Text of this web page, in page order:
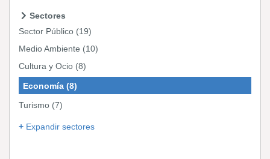
Sectores
Sector Público (19)
Medio Ambiente (10)
Cultura y Ocio (8)
Economía (8)
Turismo (7)
Expandir sectores